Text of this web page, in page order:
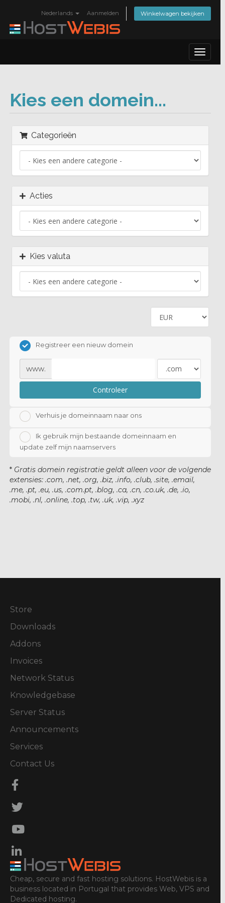
Nederlands Aanmelden Winkelwagen bekijken
Toggle
Kies een domein...
Categorieën
Acties
Kies valuta
Registreer een nieuw domein
www.
Controleer
Verhuis je domeinnaam naar ons
Ik gebruik mijn bestaande domeinnaam en
update zelf mijn naamservers
* Gratis domein registratie geldt alleen voor de volgende
extensies: .com, .net, .org, .biz, .info, .club, .site, .email,
.me, .pt, .eu, .us, .com.pt, .blog, .ca, .cn, .co.uk, .de, .io,
.mobi, .nl, .online, .top, .tw, .uk, .vip, .xyz
Store
Downloads
Addons
Invoices
Network Status
Knowledgebase
Server Status
Announcements
Services
Contact Us
Cheap, secure and fast hosting solutions. HostWebis is a
business located in Portugal that provides Web, VPS and
Dedicated hosting.